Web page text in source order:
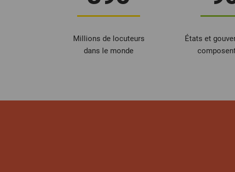
Millions de locuteurs
dans le monde
États et
composent